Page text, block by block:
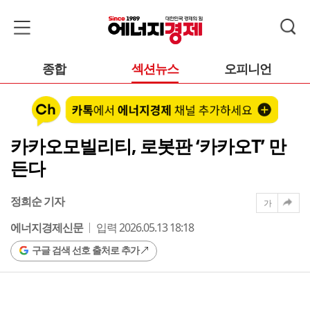
종합 섹션뉴스 오피니언
카카오모빌리티, 로봇판 ‘카카오T’ 만
든다
정희순 기자
에너지경제신문
입력 2026.05.13 18:18
구글 검색 선호 출처로 추가
가